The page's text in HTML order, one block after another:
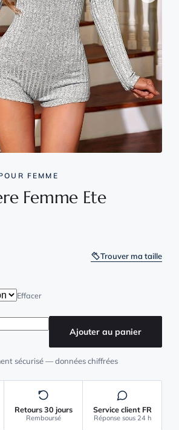
FEMME
Femme Ete
Trouver ma taille
Effacer
Femme Ete
Ajouter au panier
sécurisé — données chiffrées
Retours 30 jours
Remboursé
Service client FR
Réponse sous 24 h